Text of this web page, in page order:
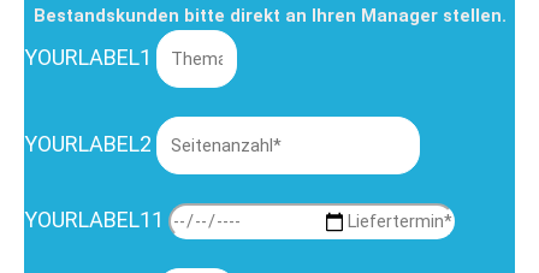
Bestandskunden bitte direkt an Ihren Manager stellen.
YOURLABEL1
YOURLABEL2
YOURLABEL11